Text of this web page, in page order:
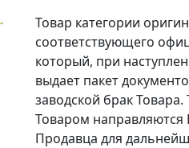
Товар категории
соответствующего
который, при
выдает пакет
заводской брак
Товаром направляются
Продавца для